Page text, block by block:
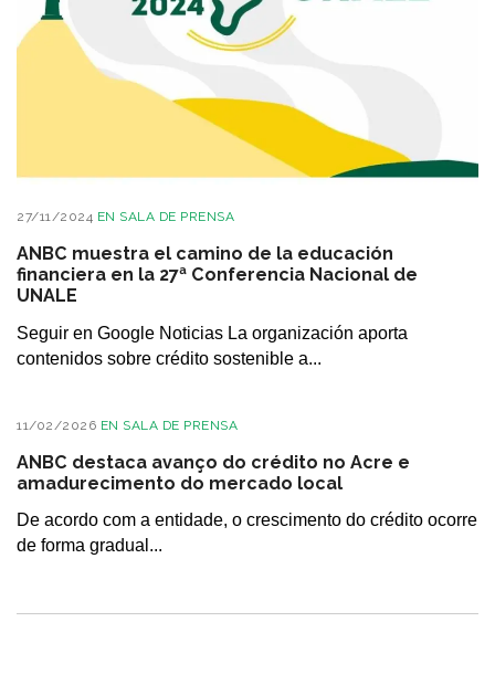
27/11/2024 EN SALA DE PRENSA
ANBC muestra el camino de la educación
financiera en la 27ª Conferencia Nacional de
UNALE
Seguir en Google Noticias La organización aporta
contenidos sobre crédito sostenible a...
11/02/2026 EN SALA DE PRENSA
ANBC destaca avanço do crédito no Acre e
amadurecimento do mercado local
De acordo com a entidade, o crescimento do crédito ocorre
de forma gradual...